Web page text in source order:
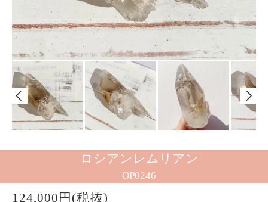
ロシアンレムリアン
OP0246
124,000円(税抜)